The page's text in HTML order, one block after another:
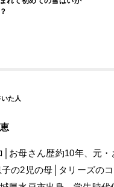
│お母さん歴約10年、元
の2児の母│タリーズの